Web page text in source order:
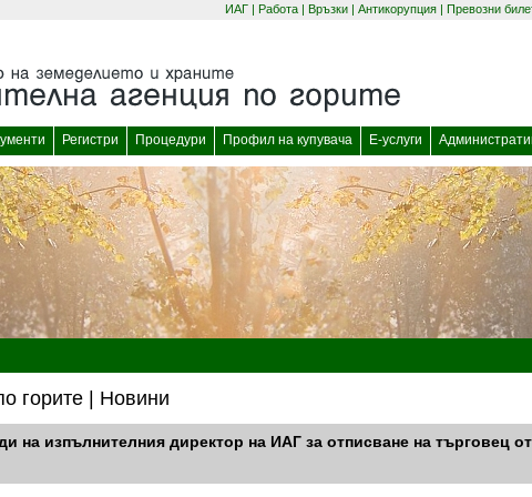
ИАГ | Работа | Връзки | Антикорупция | Превозни
Регистри Процедури Профил на купувача (отваря се в нов прозорец)
Е-услуги (отваря се в нов
горите | Новини
на изпълнителния директор на ИАГ за отписване на търговец